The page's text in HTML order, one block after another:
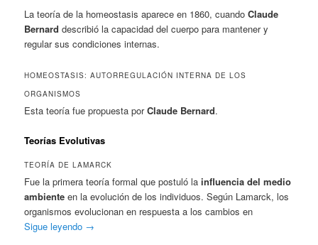
La teoría de la homeostasis aparece en 1860, cuandoClaude
Bernard describió la capacidad del cuerpo para mantener y
regular sus condiciones internas.
HOMEOSTASIS: AUTORREGULACIÓN INTERNA DE LOS
ORGANISMOS
Esta teoría fue propuesta porClaude Bernard.
Teorías Evolutivas
TEORÍA DE LAMARCK
Fue la primera teoría formal que postuló lainfluencia del medio
ambiente en la evolución de los individuos. Según Lamarck, los
organismos evolucionan en respuesta a los cambios en
Sigue leyendo →